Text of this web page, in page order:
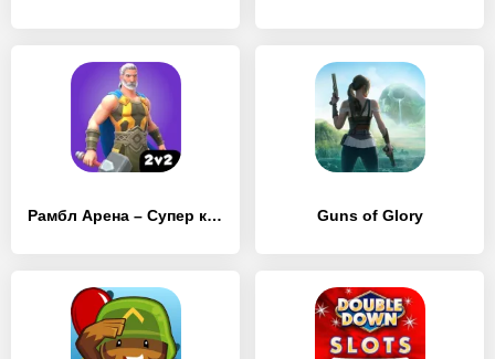
Рамбл Арена – Супер круш Guns of Glory